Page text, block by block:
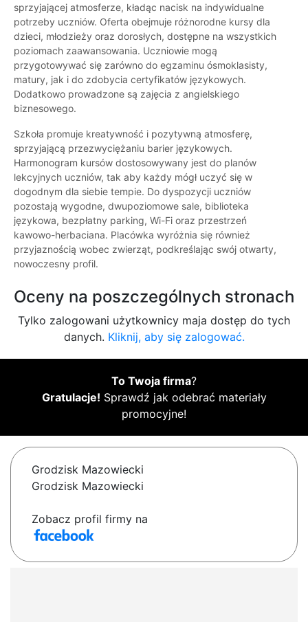
sprzyjającej atmosferze, kładąc nacisk na indywidualne
potrzeby uczniów. Oferta obejmuje różnorodne kursy dla
dzieci, młodzieży oraz dorosłych, dostępne na wszystkich
poziomach zaawansowania. Uczniowie mogą
przygotowywać się zarówno do egzaminu ósmoklasisty,
matury, jak i do zdobycia certyfikatów językowych.
Dodatkowo prowadzone są zajęcia z angielskiego
biznesowego.
Szkoła promuje kreatywność i pozytywną atmosferę,
sprzyjającą przezwyciężaniu barier językowych.
Harmonogram kursów dostosowywany jest do planów
lekcyjnych uczniów, tak aby każdy mógł uczyć się w
dogodnym dla siebie tempie. Do dyspozycji uczniów
pozostają wygodne, dwupoziomowe sale, biblioteka
językowa, bezpłatny parking, Wi-Fi oraz przestrzeń
kawowo-herbaciana. Placówka wyróżnia się również
przyjaznością wobec zwierząt, podkreślając swój otwarty,
nowoczesny profil.
Oceny na poszczególnych stronach
Tylko zalogowani użytkownicy maja dostęp do tych
danych. Kliknij, aby się zalogować.
To Twoja firma?
Gratulacje! Sprawdź jak odebrać materiały
promocyjne!
Grodzisk Mazowiecki
Grodzisk Mazowiecki
Zobacz profil firmy na